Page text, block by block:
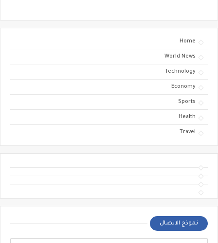
Home
World News
Technology
Economy
Sports
Health
Travel
نموذج الاتصال